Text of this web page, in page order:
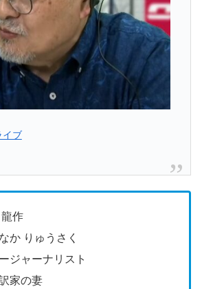
イブ
作
りゅうさく
ジャーナリスト
家の妻